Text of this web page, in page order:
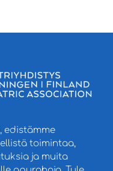
edistämme
toimintaa,
ja muita